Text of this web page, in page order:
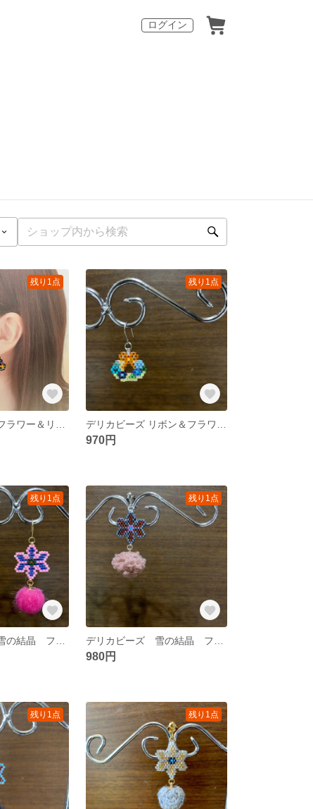
ログイン
残り1点 残り1点
970円
残り1点 残り1点
980円
残り1点 残り1点